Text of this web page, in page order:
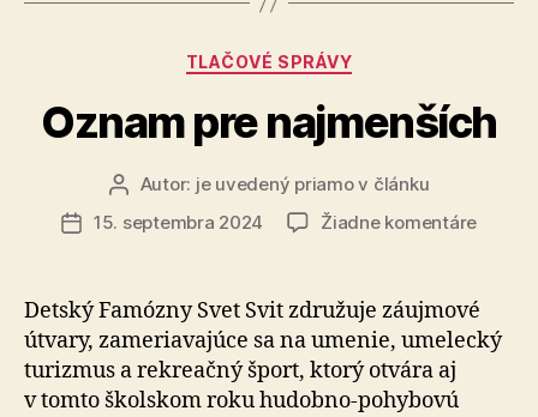
Kategórie
TLAČOVÉ SPRÁVY
Oznam pre najmenších
AutorAutor: je uvedený priamo v článku
Dátum
15. septembra 2024 Žiadne komentárena
Detský Famózny Svet Svit združuje záuj­mo­vé
útvary, za­me­ria­va­jú­ce sa na umenie, umelecký
turizmus a re­kre­ačný šport, ktorý otvára aj
v tomto školskom roku hu­dob­no-po­hy­bo­vú